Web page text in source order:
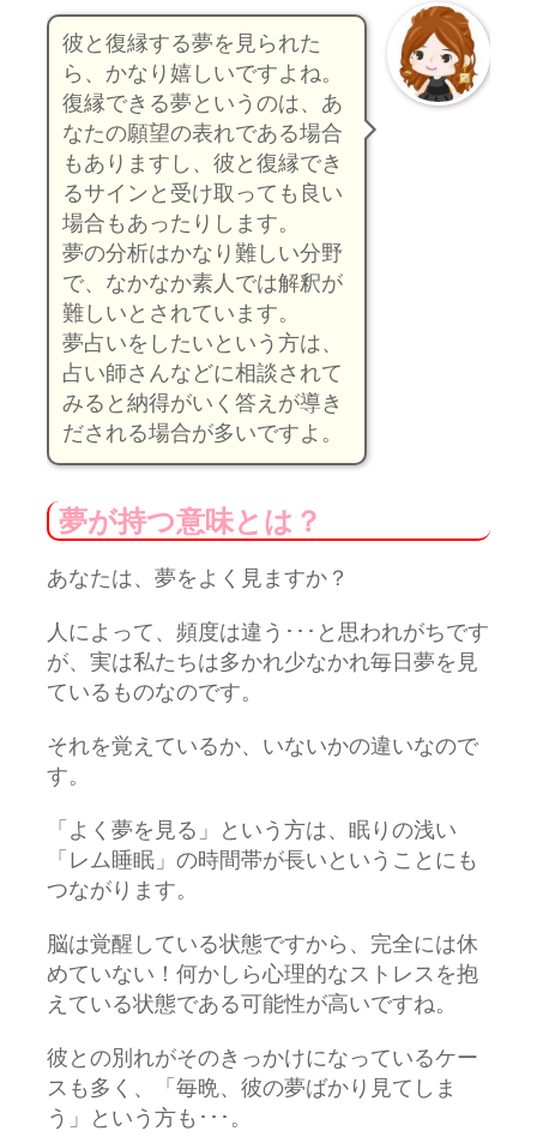
彼と復縁する夢を見られた
ら、かなり嬉しいですよね。
復縁できる夢というのは、あ
なたの願望の表れである場合
もありますし、彼と復縁でき
るサインと受け取っても良い
場合もあったりします。
夢の分析はかなり難しい分野
で、なかなか素人では解釈が
難しいとされています。
夢占いをしたいという方は、
占い師さんなどに相談されて
みると納得がいく答えが導き
だされる場合が多いですよ。
夢が持つ意味とは？
あなたは、夢をよく見ますか？
人によって、頻度は違う･･･と思われがちです
が、実は私たちは多かれ少なかれ毎日夢を見
ているものなのです。
それを覚えているか、いないかの違いなので
す。
「よく夢を見る」という方は、眠りの浅い
「レム睡眠」の時間帯が長いということにも
つながります。
脳は覚醒している状態ですから、完全には休
めていない！何かしら心理的なストレスを抱
えている状態である可能性が高いですね。
彼との別れがそのきっかけになっているケー
スも多く、「毎晩、彼の夢ばかり見てしま
う」という方も･･･。